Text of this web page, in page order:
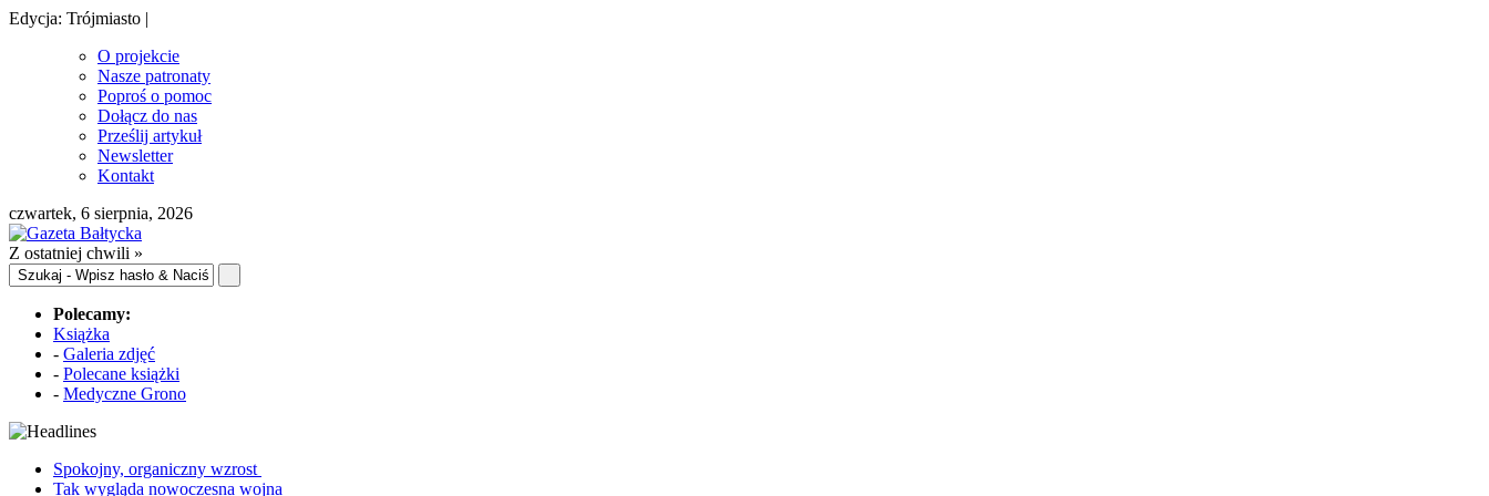
Edycja: Trójmiasto |
O projekcie
Nasze patronaty
Poproś o pomoc
Dołącz do nas
Prześlij artykuł
Newsletter
Kontakt
czwartek, 6 sierpnia, 2026
Z ostatniej chwili »
Polecamy:
Książka
- Galeria zdjęć
- Polecane książki
- Medyczne Grono
Spokojny, organiczny wzrost
Tak wygląda nowoczesna wojna